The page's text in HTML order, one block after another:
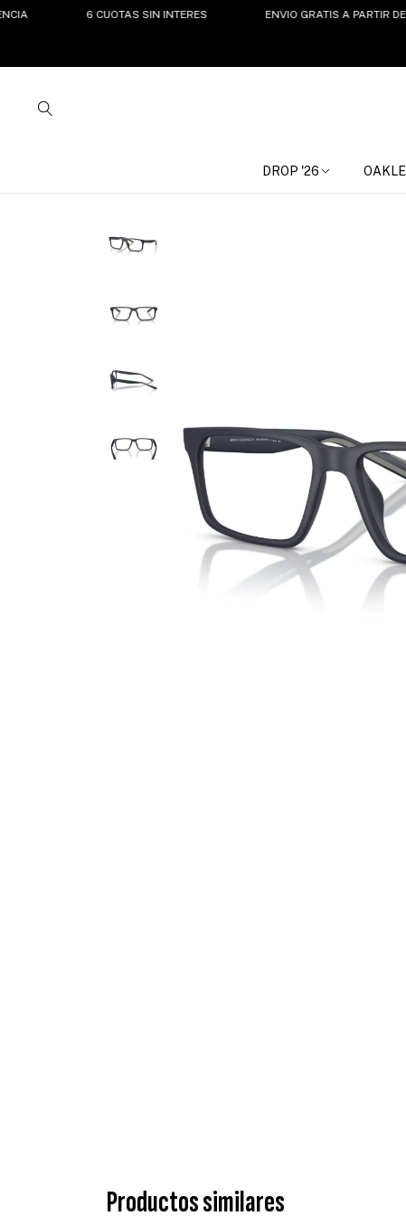
6 CUOTAS SIN INTERES ENVIO GRATIS A PARTIR DE
DROP '26
Productos similares